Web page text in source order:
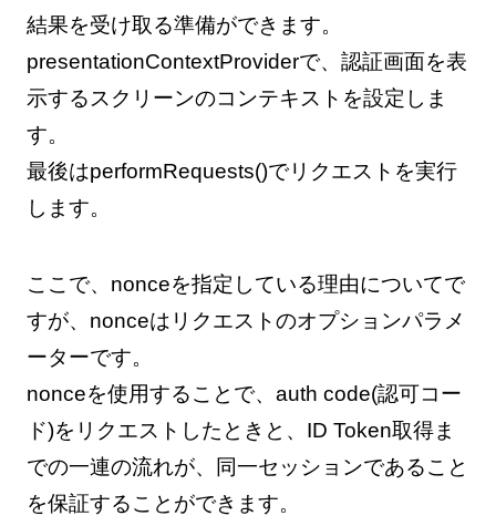
結果を受け取る準備ができます。
presentationContextProviderで、認証画面を表
示するスクリーンのコンテキストを設定しま
す。
最後はperformRequests()でリクエストを実行
します。
ここで、nonceを指定している理由についてで
すが、nonceはリクエストのオプションパラメ
ーターです。
nonceを使用することで、auth code(認可コー
ド)をリクエストしたときと、ID Token取得ま
での一連の流れが、同一セッションであること
を保証することができます。